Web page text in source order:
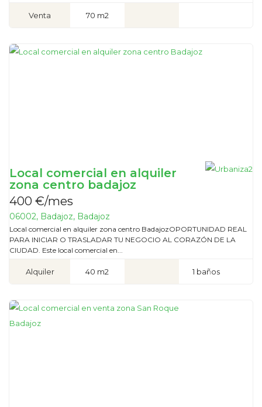
Venta 70 m2
Local comercial en alquiler
zona centro badajoz
400 €/mes
06002, Badajoz, Badajoz
Local comercial en alquiler zona centro BadajozOPORTUNIDAD REAL
PARA INICIAR O TRASLADAR TU NEGOCIO AL CORAZÓN DE LA
CIUDAD. Este local comercial en...
Alquiler 40 m2 1 baños